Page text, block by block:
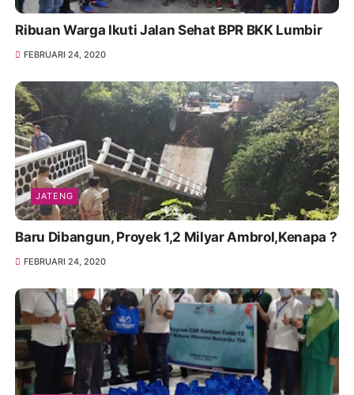
Ribuan Warga Ikuti Jalan Sehat BPR BKK Lumbir
FEBRUARI 24, 2020
JATENG
Baru Dibangun, Proyek 1,2 Milyar Ambrol,Kenapa ?
FEBRUARI 24, 2020